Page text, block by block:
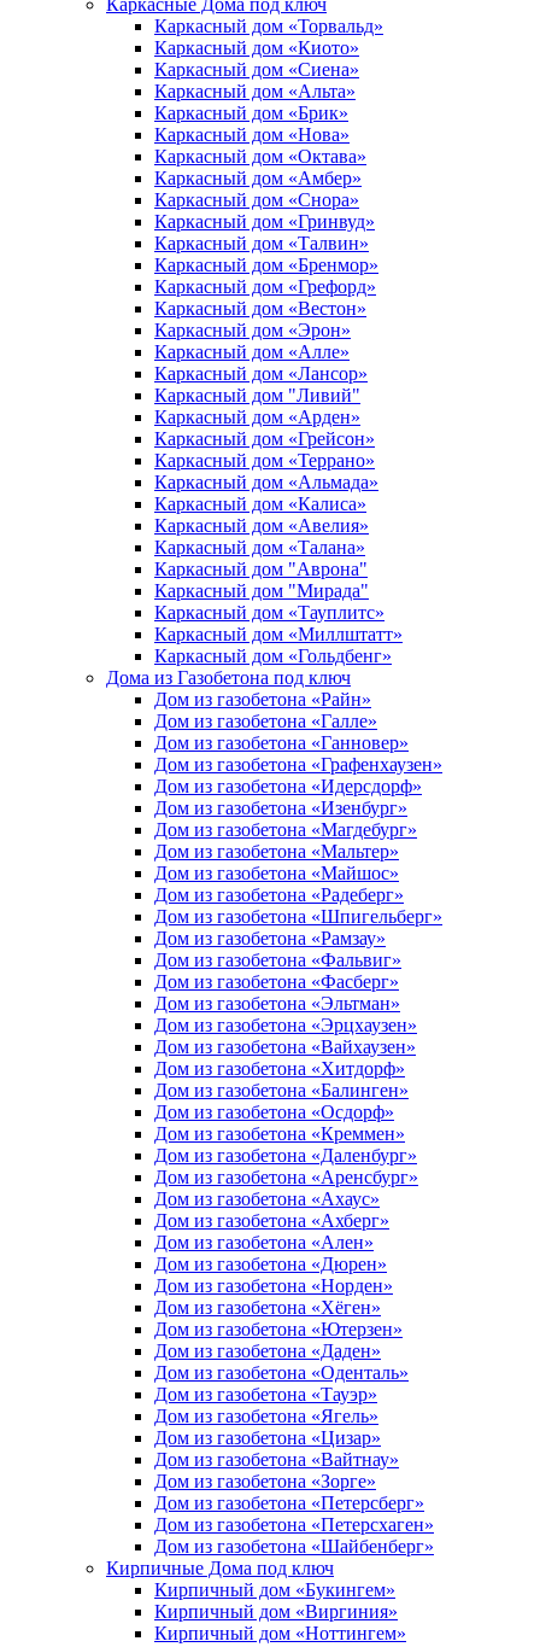
Каркасные Дома под ключ
Каркасный дом «Торвальд»
Каркасный дом «Киото»
Каркасный дом «Сиена»
Каркасный дом «Альта»
Каркасный дом «Брик»
Каркасный дом «Нова»
Каркасный дом «Октава»
Каркасный дом «Амбер»
Каркасный дом «Снора»
Каркасный дом «Гринвуд»
Каркасный дом «Талвин»
Каркасный дом «Бренмор»
Каркасный дом «Грефорд»
Каркасный дом «Вестон»
Каркасный дом «Эрон»
Каркасный дом «Алле»
Каркасный дом «Лансор»
Каркасный дом "Ливий"
Каркасный дом «Арден»
Каркасный дом «Грейсон»
Каркасный дом «Террано»
Каркасный дом «Альмада»
Каркасный дом «Калиса»
Каркасный дом «Авелия»
Каркасный дом «Талана»
Каркасный дом "Аврона"
Каркасный дом "Мирада"
Каркасный дом «Тауплитс»
Каркасный дом «Миллштатт»
Каркасный дом «Гольдбенг»
Дома из Газобетона под ключ
Дом из газобетона «Райн»
Дом из газобетона «Галле»
Дом из газобетона «Ганновер»
Дом из газобетона «Графенхаузен»
Дом из газобетона «Идерсдорф»
Дом из газобетона «Изенбург»
Дом из газобетона «Магдебург»
Дом из газобетона «Мальтер»
Дом из газобетона «Майшос»
Дом из газобетона «Радеберг»
Дом из газобетона «Шпигельберг»
Дом из газобетона «Рамзау»
Дом из газобетона «Фальвиг»
Дом из газобетона «Фасберг»
Дом из газобетона «Эльтман»
Дом из газобетона «Эрцхаузен»
Дом из газобетона «Вайхаузен»
Дом из газобетона «Хитдорф»
Дом из газобетона «Балинген»
Дом из газобетона «Осдорф»
Дом из газобетона «Креммен»
Дом из газобетона «Даленбург»
Дом из газобетона «Аренсбург»
Дом из газобетона «Ахаус»
Дом из газобетона «Ахберг»
Дом из газобетона «Ален»
Дом из газобетона «Дюрен»
Дом из газобетона «Норден»
Дом из газобетона «Хёген»
Дом из газобетона «Ютерзен»
Дом из газобетона «Даден»
Дом из газобетона «Оденталь»
Дом из газобетона «Тауэр»
Дом из газобетона «Ягель»
Дом из газобетона «Цизар»
Дом из газобетона «Вайтнау»
Дом из газобетона «Зорге»
Дом из газобетона «Петерсберг»
Дом из газобетона «Петерсхаген»
Дом из газобетона «Шайбенберг»
Кирпичные Дома под ключ
Кирпичный дом «Букингем»
Кирпичный дом «Виргиния»
Кирпичный дом «Ноттингем»